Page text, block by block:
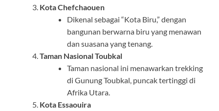
Kota Chefchaouen
Dikenal sebagai “Kota Biru,” dengan
bangunan berwarna biru yang menawan
dan suasana yang tenang.
Taman Nasional Toubkal
Taman nasional ini menawarkan trekking
di Gunung Toubkal, puncak tertinggi di
Afrika Utara.
Kota Essaouira